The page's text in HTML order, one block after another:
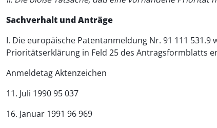
Sachverhalt und Anträge
I. Die europäische Patentanmeldung Nr. 91 111
Prioritätserklärung in Feld 25 des Antragsformblatts
Anmeldetag Aktenzeichen
11. Juli 1990 95 037
16. Januar 1991 96 969